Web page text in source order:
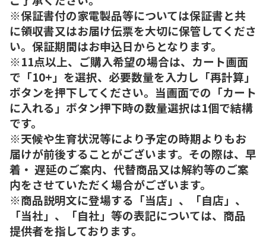
※保証書付の家電製品等については保証書と共
に領収書又はお届け伝票を大切に保管してくださ
い。保証期間はお申込日からとなります。
※11点以上、ご購入希望の場合は、カート画面
で「10+」を選択、必要数量を入力し「再計算」
ボタンを押下してください。当画面での「カート
に入れる」ボタン押下時の数量選択は1個で結構
です。
※天候や生育状況等により予定の時期よりもお
届けが前後することがございます。その際は、早
着・ 遅延のご案内、代替商品又は解約等のご案
内をさせていただく場合がございます。
※商品説明文に登場する「当店」、「自店」、
「当社」、「自社」等の表記については、商品
提供者を指しております。